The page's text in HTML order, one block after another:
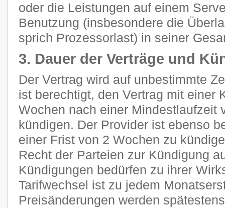
oder die Leistungen auf einem
Benutzung (insbesondere die
sprich Prozessorlast) in seiner
3. Dauer der Verträge und
Der Vertrag wird auf unbestimmte
ist berechtigt, den Vertrag mit einer
Wochen nach einer Mindestlaufzeit
kündigen. Der Provider ist ebenso
einer Frist von 2 Wochen zu
Recht der Parteien zur Kündigung
Kündigungen bedürfen zu ihrer
Tarifwechsel ist zu jedem
Preisänderungen werden